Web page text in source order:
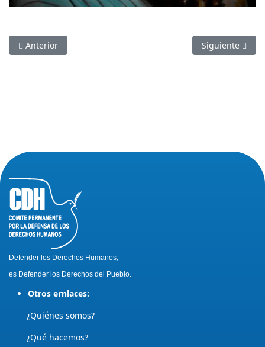
Artículo anterior: CASO FYBECA: 8 AÑOS DE IMPUNIDAD
Anterior Artículo
Siguiente
Defender los Derechos Humanos,
es Defender los Derechos del Pueblo.
Otros ernlaces:
¿Quiénes somos?
¿Qué hacemos?